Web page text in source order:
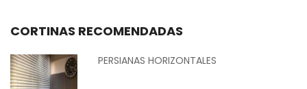
CORTINAS RECOMENDADAS
PERSIANAS HORIZONTALES